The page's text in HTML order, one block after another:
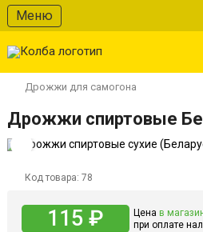
Меню
Дрожжи для самогона
Дрожжи спиртовые
Код товара: 78
115 ₽ Цена в
при оплате